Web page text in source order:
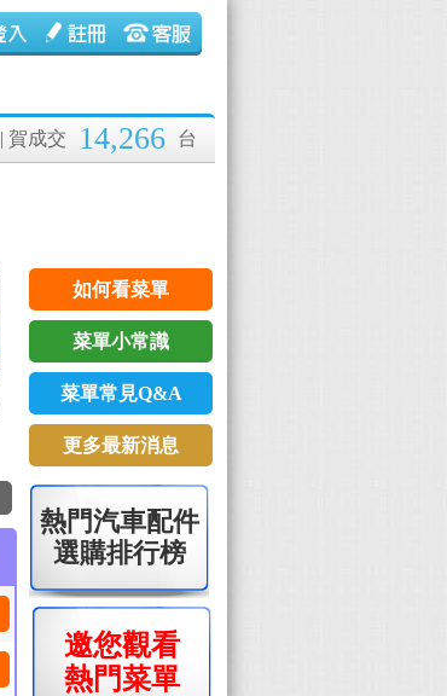
| 賀成交 14,266 台
如何看菜單
菜單小常識
菜單常見Q&A
更多最新消息
熱門汽車配件
選購排行榜
邀您觀看
熱門菜單